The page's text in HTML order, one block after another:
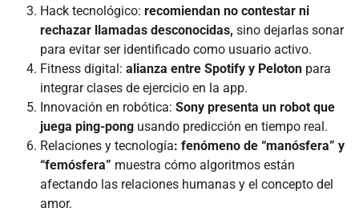
Hack tecnológico: recomiendan no contestar ni
rechazar llamadas desconocidas, sino dejarlas sonar
para evitar ser identificado como usuario activo.
Fitness digital: alianza entre Spotify y Peloton para
integrar clases de ejercicio en la app.
Innovación en robótica: Sony presenta un robot que
juega ping-pong usando predicción en tiempo real.
Relaciones y tecnología: fenómeno de “manósfera” y
“femósfera” muestra cómo algoritmos están
afectando las relaciones humanas y el concepto del
amor.